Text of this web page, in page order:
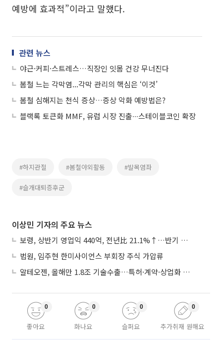
예방에 효과적”이라고 말했다.
관련 뉴스
야근·커피·스트레스…직장인 잇몸 건강 무너진다
봄철 느는 각막염...각막 관리의 핵심은 ‘이것’
봄철 심해지는 천식 증상…증상 악화 예방법은?
블랙록 토큰화 MMF, 유럽 시장 진출∙∙∙스테이블코인 확장
#하지관절 #봄철야외활동 #발목염좌
#슬개대퇴증후군
이상민 기자의 주요 뉴스
보령, 상반기 영업익 440억, 전년比 21.1%↑…반기 역대 최대
법원, 임주현 한미사이언스 부회장 주식 가압류
알테오젠, 올해만 1.8조 기술수출…특허·계약·상업화 ‘삼박자’
좋아요
0
화나요
0
슬퍼요
0
추가취재 원해요
0